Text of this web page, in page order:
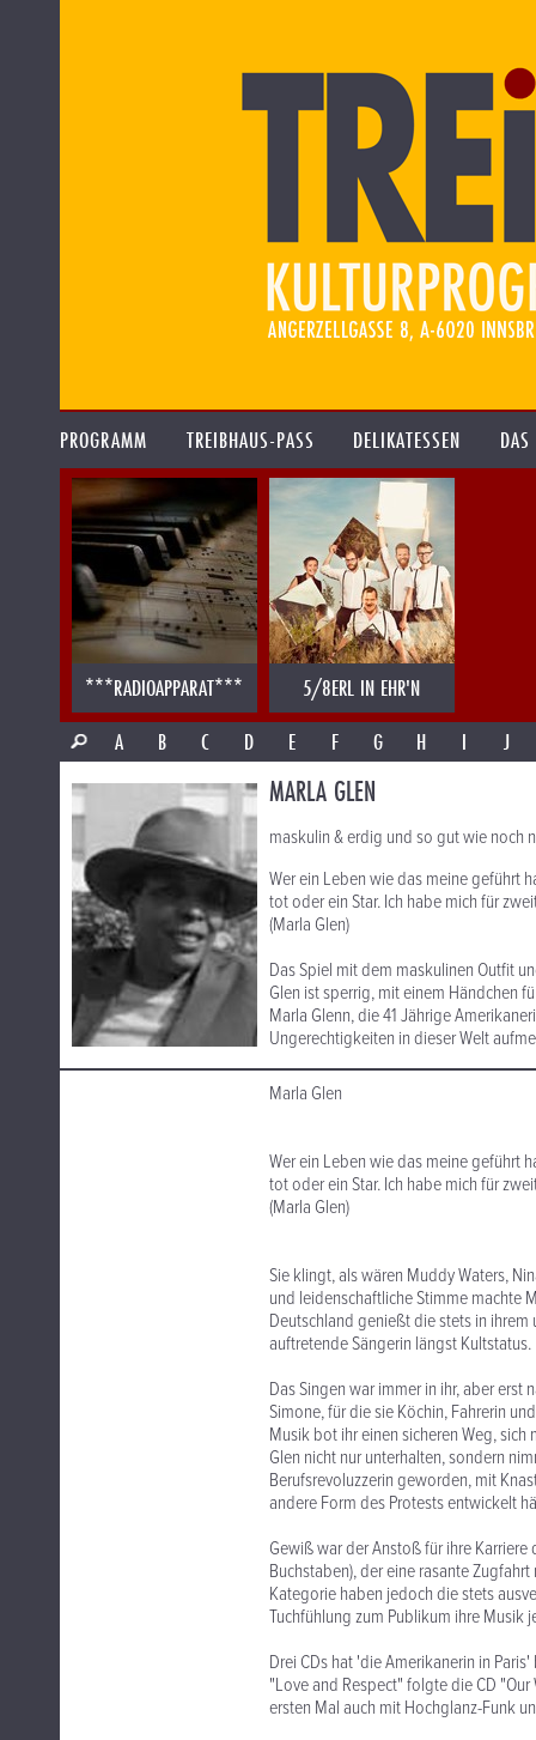
PROGRAMM TREIBHAUS-PASS DELIKATESSEN
***RADIOAPPARAT***
5/8ERL IN EHR'N
A
B C D E F G H I J
MARLA GLEN
maskulin & erdig und so gut wie noch
Wer ein Leben wie das meine geführt
tot oder ein Star. Ich habe mich für
(Marla Glen)
Das Spiel mit dem maskulinen Outfit
Glen ist sperrig, mit einem Händchen
Marla Glenn, die 41 Jährige
Ungerechtigkeiten in dieser Welt
Marla Glen
Wer ein Leben wie das meine geführt
tot oder ein Star. Ich habe mich für
(Marla Glen)
Sie klingt, als wären Muddy Waters,
und leidenschaftliche Stimme machte
Deutschland genießt die stets in
auftretende Sängerin längst Kultstatus.
Das Singen war immer in ihr, aber
Simone, für die sie Köchin, Fahrerin
Musik bot ihr einen sicheren Weg,
Glen nicht nur unterhalten, sondern
Berufsrevoluzzerin geworden, mit
andere Form des Protests entwickelt
Gewiß war der Anstoß für ihre
Buchstaben), der eine rasante
Kategorie haben jedoch die stets
Tuchfühlung zum Publikum ihre Musik
Drei CDs hat 'die Amerikanerin in
"Love and Respect" folgte die CD
ersten Mal auch mit Hochglanz-Funk